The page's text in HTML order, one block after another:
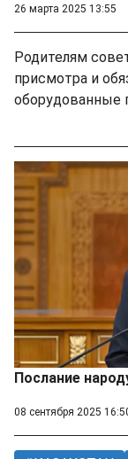
26 марта 2025 13:55
Родителям
присмотра и
оборудованные
Послание
08 сентября 2025